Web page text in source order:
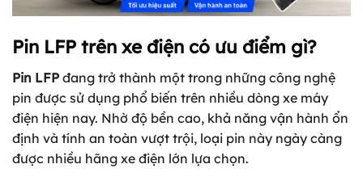
Pin LFP trên xe điện có ưu điểm gì?
Pin LFP đang trở thành một trong những công nghệ
pin được sử dụng phổ biến trên nhiều dòng xe máy
điện hiện nay. Nhờ độ bền cao, khả năng vận hành ổn
định và tính an toàn vượt trội, loại pin này ngày càng
được nhiều hãng xe điện lớn lựa chọn.